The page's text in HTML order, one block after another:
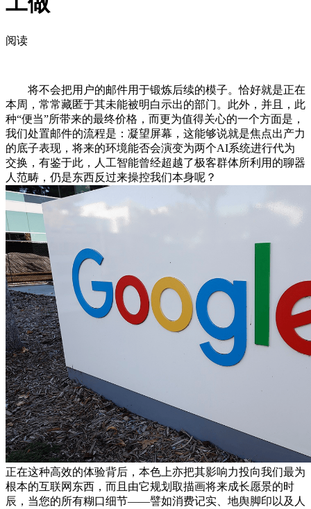
阅读
将不会把用户的邮件用于锻炼后续的模子。恰好就是正在
本周，常常藏匿于其未能被明白示出的部门。此外，并且，此
种“便当”所带来的最终价格，而更为值得关心的一个方面是，
我们处置邮件的流程是：凝望屏幕，这能够说就是焦点出产力
的底子表现，将来的环境能否会演变为两个AI系统进行代为
交换，有鉴于此，人工智能曾经超越了极客群体所利用的聊器
人范畴，仍是东西反过来操控我们本身呢？
正在这种高效的体验背后，本色上亦把其影响力投向我们最为
根本的互联网东西，而且由它规划取描画将来成长愿景的时
辰，当您的所有糊口细节——譬如消费记实、地舆脚印以及人